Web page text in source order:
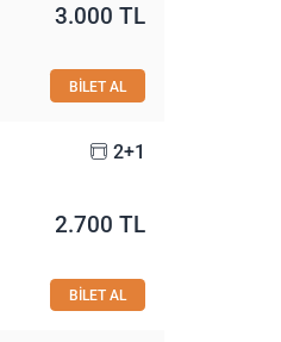
3.000 TL
BİLET AL
2+1
2.700 TL
BİLET AL